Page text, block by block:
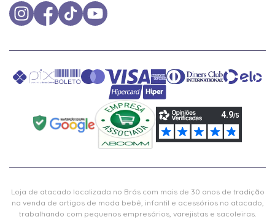
Loja de atacado localizada no Brás com mais de 30 anos de tradição
na venda de artigos de moda bebê, infantil e acessórios no atacado,
trabalhando com pequenos empresários, varejistas e sacoleiras.